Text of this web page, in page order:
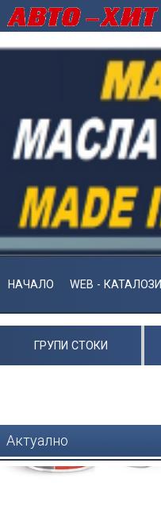
НАЧАЛО WEB - КАТАЛОЗИ
ГРУПИ СТОКИ
Актуално